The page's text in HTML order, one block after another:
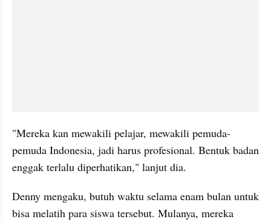
"Mereka kan mewakili pelajar, mewakili pemuda-
pemuda Indonesia, jadi harus profesional. Bentuk badan
enggak terlalu diperhatikan," lanjut dia.
Denny mengaku, butuh waktu selama enam bulan untuk
bisa melatih para siswa tersebut. Mulanya, mereka